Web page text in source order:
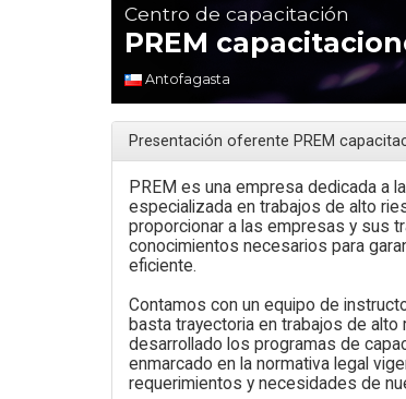
Centro de capacitación
PREM
Antofagasta
Presentación oferente PREM
PREM es una empresa dedicada a
especializada en trabajos de alto
proporcionar a las empresas y sus
conocimientos necesarios para
eficiente.
Contamos con un equipo de
basta trayectoria en trabajos de
desarrollado los programas de
enmarcado en la normativa legal
requerimientos y necesidades de
cuesta un curso de
Artículo